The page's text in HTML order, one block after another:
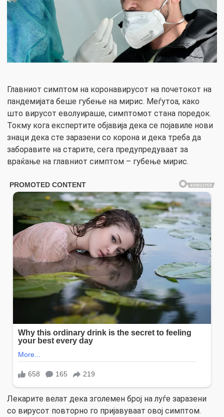
Главниот симптом на коронавирусот на почетокот на
пандемијата беше губење на мирис. Меѓутоа, како
што вирусот еволуираше, симптомот стана поредок.
Токму кога експертите објавија дека се појавиле нови
знаци дека сте заразени со корона и дека треба да
заборавите на старите, сега предупредуваат за
враќање на главниот симптом – губење мирис.
Лекарите велат дека зголемен број на луѓе заразени
со вирусот повторно го пријавуваат овој симптом.